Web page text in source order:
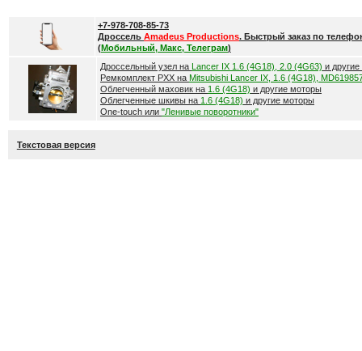
+7-978-708-85-73
Дроссель Amadeus Productions. Быстрый заказ по
(Мобильный, Макс, Телеграм)
Дроссельный узел на Lancer IX 1.6 (4G18), 2.0 (4G63) и
Ремкомплект РХХ на Mitsubishi Lancer IX, 1.6 (4G18),
Облегченный маховик на 1.6 (4G18) и другие моторы
Облегченные шкивы на 1.6 (4G18) и другие моторы
One-touch или "Ленивые поворотники"
Текстовая версия